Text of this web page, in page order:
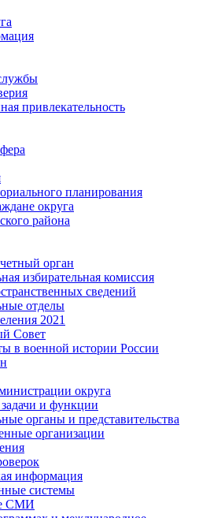
привлекательность
планирования
округа
района
орган
избирательная комиссия
сведений
отделы
2021
Совет
в военной истории России
округа
и функции
органы и представительства
организации
информация
системы
СМИ